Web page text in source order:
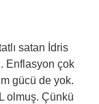
satan İdris
Enflasyon çok
gücü de yok.
olmuş. Çünkü